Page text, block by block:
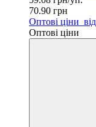
70.90 грн
Оптові ціни
Оптові ціни